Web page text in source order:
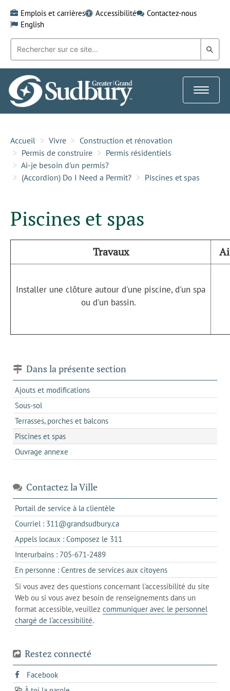
content
Emplois et carrières Accessibilité
Contactez-nous
English
Recherche
mot-
clé:
dans
Toggle
Accueil Vivre
Construction et rénovation
Permis de construire
Permis résidentiels
Ai-je besoin d'un permis?
(Accordion) Do I Need a Permit?
Piscines et spas
Piscines et spas
Travaux
Installer une clôture autour d'une piscine, d'un spa
ou d'un bassin.
Dans la présente section
Ajouts et modifications
Sous-sol
Terrasses, porches et balcons
Piscines et spas
Ouvrage annexe
Contactez la Ville
Portail de service à la clientèle
dans
un
nouvel
Courriel : 311@grandsudbury.cas'ouvre
dans
votre
de
messagerie
Appels locaux : Composez le 311
dans
un
client
de
votre
téléphone
Interurbains : 705-671-2489s'ouvre
dans
un
client
de
votre
En personne : Centres de services aux citoyenss'ouvre
dans
l'onglet
actuel
Si vous avez des questions concernant l'accessibilité du site
Web ou si vous avez besoin de renseignements dans un
format accessible, veuillez communiquer avec le personnel
chargé de l'accessibilité.
Restez connecté
Facebooks'ouvre
dans